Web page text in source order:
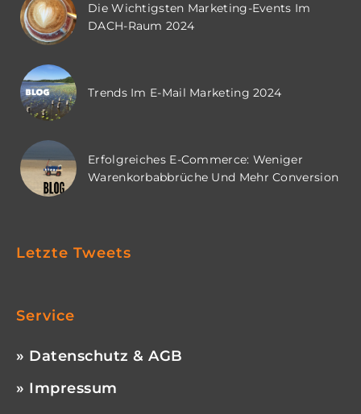
Die Wichtigsten Marketing-Events Im
DACH-Raum 2024
Trends Im E-Mail Marketing 2024
Erfolgreiches E-Commerce: Weniger
Warenkorbabbrüche Und Mehr Conversion
Letzte Tweets
Service
» Datenschutz & AGB
» Impressum